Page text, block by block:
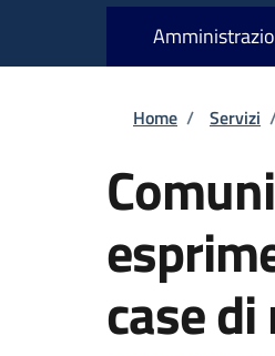
Home / Servizi
case